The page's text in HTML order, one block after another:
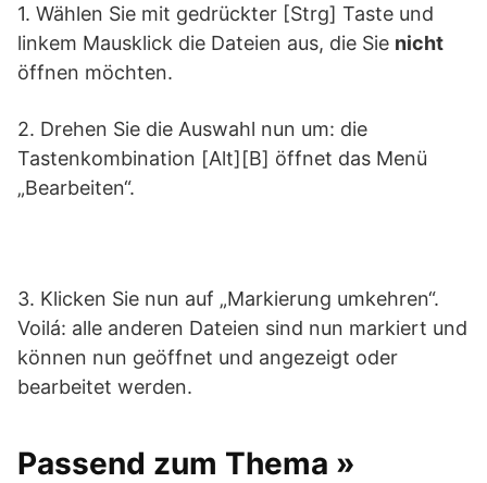
1. Wählen Sie mit gedrückter [Strg] Taste und
linkem Mausklick die Dateien aus, die Sie nicht
öffnen möchten.
2. Drehen Sie die Auswahl nun um: die
Tastenkombination [Alt][B] öffnet das Menü
„Bearbeiten“.
3. Klicken Sie nun auf „Markierung umkehren“.
Voilá: alle anderen Dateien sind nun markiert und
können nun geöffnet und angezeigt oder
bearbeitet werden.
Passend zum Thema »